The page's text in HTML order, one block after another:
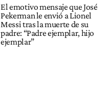
El emotivo mensaje que José
Pekerman le envió a Lionel
Messi tras la muerte de su
padre: “Padre ejemplar, hijo
ejemplar”